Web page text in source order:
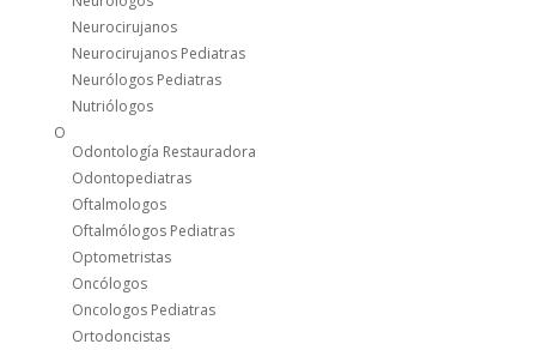
Neurocirujanos
Neurocirujanos Pediatras
Neurólogos Pediatras
Nutriólogos
O
Odontología Restauradora
Odontopediatras
Oftalmologos
Oftalmólogos Pediatras
Optometristas
Oncólogos
Oncologos Pediatras
Ortodoncistas